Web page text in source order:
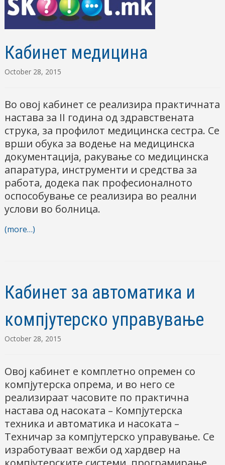
Кабинет медицина
October 28, 2015
Во овој кабинет се реализира практичната
настава за II година од здравствената
струка, за профилот медицинска сестра. Се
врши обука за водење на медицинска
документација, ракување со медицинска
апаратура, инструменти и средства за
работа, додека пак професионалното
оспособување се реализира во реални
услови во болница.
(more…)
Кабинет за автоматика и
компјутерско управување
October 28, 2015
Овој кабинет е комплетно опремен со
компјутерска опрема, и во него се
реализираат часовите по практична
настава од насоката – Компјутерска
техника и автоматика и насоката –
Техничар за компјутерско управување. Се
изработуваат вежби од хардвер на